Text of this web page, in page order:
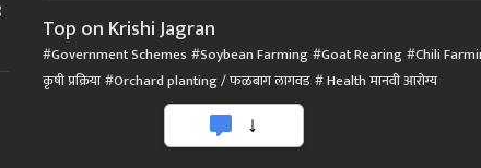
Top on Krishi Jagran
Government Schemes Soybean Farming Goat Rearing Chili
कृषी प्रक्रिया Orchard planting / फळबाग लागवड Health मानवी आरोग्य